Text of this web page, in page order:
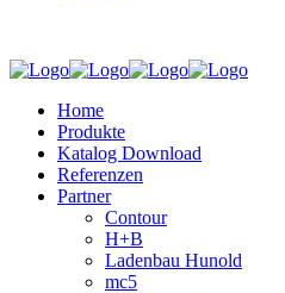
Home
Produkte
Katalog Download
Referenzen
Partner
Contour
H+B
Ladenbau Hunold
mc5